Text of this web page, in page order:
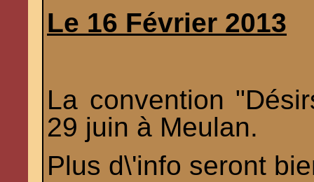
Le 16 Février 2013
La convention
29 juin à Meulan.
Plus d\'info seront